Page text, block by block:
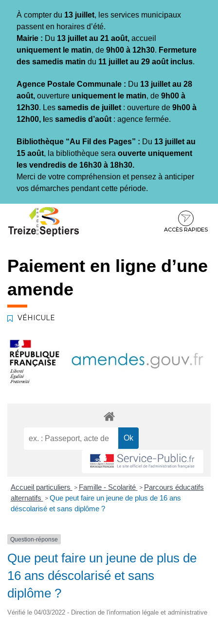
À compter du 13 juillet, les services municipaux
passent en horaires d’été.
Mairie : Du 13 juillet au 21 août, accueil
uniquement le matin, de 9h00 à 12h30. Fermeture
des samedis matin du 11 juillet au 29 août inclus.
Agence Postale Communale : Du 13 juillet au 28
août, ouverture uniquement le matin, de 9h00 à
12h30. Les samedis de juillet : ouverture de 9h00 à
12h00, l es samedis d’août : agence fermée.
Bibliothèque “Au Fil des Pages” : Du 13 juillet au
15 août, la bibliothèque sera ouverte uniquement
les vendredis de 16h30 à 18h30.
Merci de votre compréhension et pensez à anticiper
vos démarches pendant cette période.
contenu
pied
ACCÈS RAPIDES
Paiement en ligne d’une
amende
VÉHICULE
Accueil particuliers > Famille - Scolarité > Parcours éducatifs
alternatifs > Que peut faire un jeune de plus de 16 ans
déscolarisé et sans diplôme ?
Question-réponse
Que peut faire un jeune de plus de
16 ans déscolarisé et sans
diplôme ?
Vérifié le 04/03/2022 - Direction de l'information légale et administrative